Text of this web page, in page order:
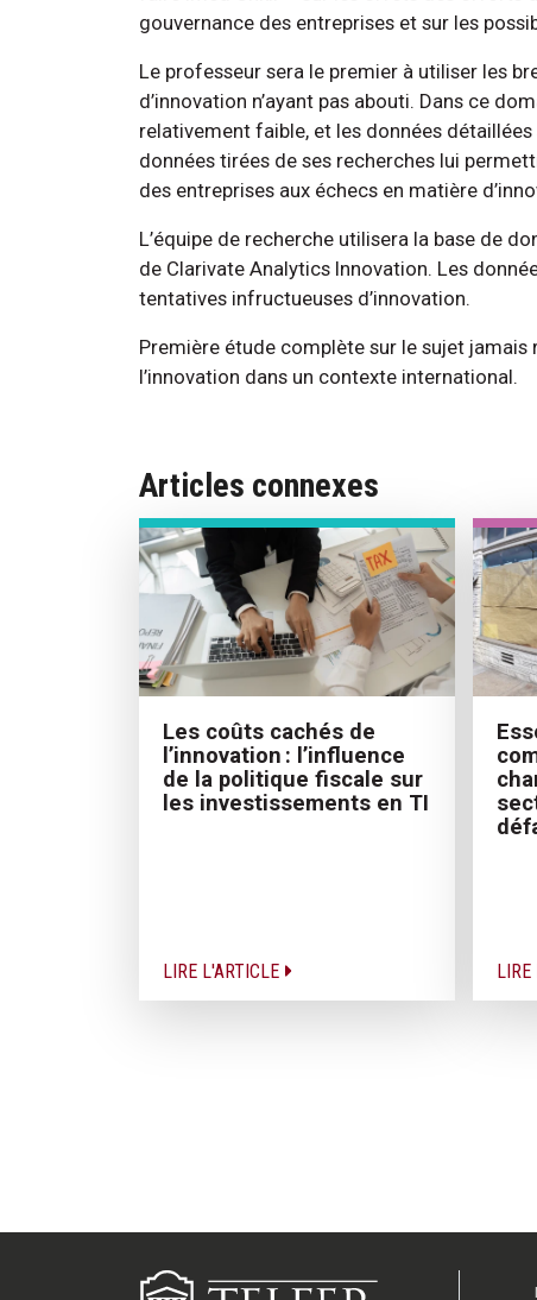
gouvernance des entreprises et sur les
Le professeur sera le premier à utiliser les
d’innovation n’ayant pas abouti. Dans ce
relativement faible, et les données
données tirées de ses recherches lui
des entreprises aux échecs en matière
L’équipe de recherche utilisera la base de
de Clarivate Analytics Innovation. Les
tentatives infructueuses d’innovation.
Première étude complète sur le sujet
l’innovation dans un contexte international.
Articles connexes
Les coûts cachés de
l’innovation : l’influence
de la politique fiscale sur
les investissements en TI
LIRE L'ARTICLE LIRE